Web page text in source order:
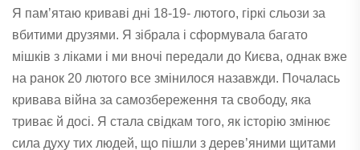
Я памʼятаю криваві дні 18-19- лютого, гіркі сльози за
вбитими друзями. Я зібрала і сформувала багато
мішків з ліками і ми вночі передали до Києва, однак вже
на ранок 20 лютого все змінилося назавжди. Почалась
кривава війна за самозбереження та свободу, яка
триває й досі. Я стала свідкам того, як історію змінює
сила духу тих людей, що пішли з дерев’яними щитами